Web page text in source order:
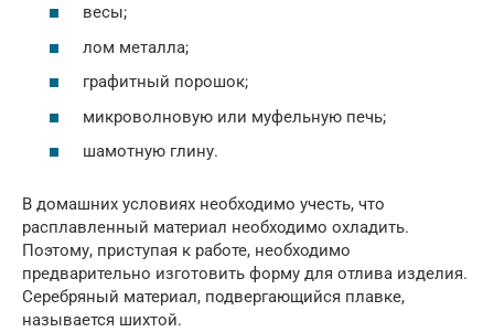
весы;
лом металла;
графитный порошок;
микроволновую или муфельную печь;
шамотную глину.
В домашних условиях необходимо учесть, что
расплавленный материал необходимо охладить.
Поэтому, приступая к работе, необходимо
предварительно изготовить форму для отлива изделия.
Серебряный материал, подвергающийся плавке,
называется шихтой.